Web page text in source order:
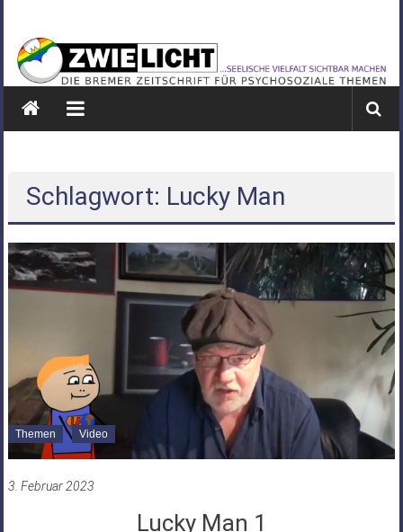
springen
ZWIELICHT
BREMEN
DIE
PSYCHOSOZIALE
THEMEN
Schlagwort: Lucky Man
Themen Video
3. Februar 2023
Lucky Man 1